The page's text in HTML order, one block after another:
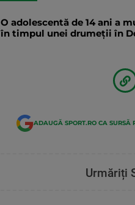
O adolescentă de 14 ani a
în timpul unei drumeții în
ADAUGĂ SPORT.RO CA SURSĂ
Urmăriți